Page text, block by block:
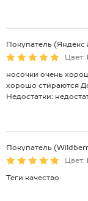
Покупатель (Яндекс
Цвет:
носочки очень
хорошо стираются
Недостатки:
Покупатель
Цвет:
Теги качество